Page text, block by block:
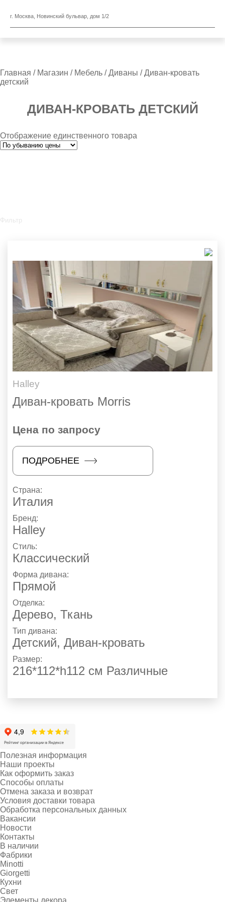
г. Москва, Новинский бульвар, дом 1/2
Главная / Магазин / Мебель /Диваны / Диван-кровать
детский
ДИВАН-КРОВАТЬ ДЕТСКИЙ
Отображение единственного товара
Фильтр
Halley
Диван-кровать Morris
Цена по запросу
ПОДРОБНЕЕ
Страна:
Италия
Бренд:
Halley
Стиль:
Классический
Форма дивана:
Прямой
Отделка:
Дерево, Ткань
Тип дивана:
Детский, Диван-кровать
Размер:
216*112*h112 см Различные
Полезная информация
Наши проекты
Как оформить заказ
Способы оплаты
Отмена заказа и возврат
Условия доставки товара
Обработка персональных данных
Вакансии
Новости
Контакты
В наличии
Фабрики
Minotti
Giorgetti
Кухни
Свет
Элементы декора